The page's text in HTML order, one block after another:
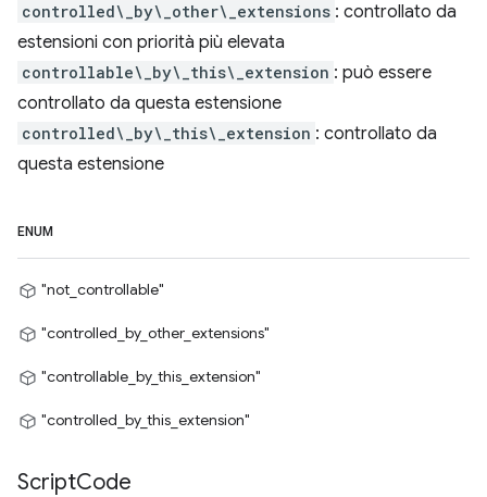
controlled\_by\_other\_extensions : controllato da
estensioni con priorità più elevata
controllable\_by\_this\_extension : può essere
controllato da questa estensione
controlled\_by\_this\_extension : controllato da
questa estensione
ENUM
"not_controllable"
"controlled_by_other_extensions"
"controllable_by_this_extension"
"controlled_by_this_extension"
ScriptCode